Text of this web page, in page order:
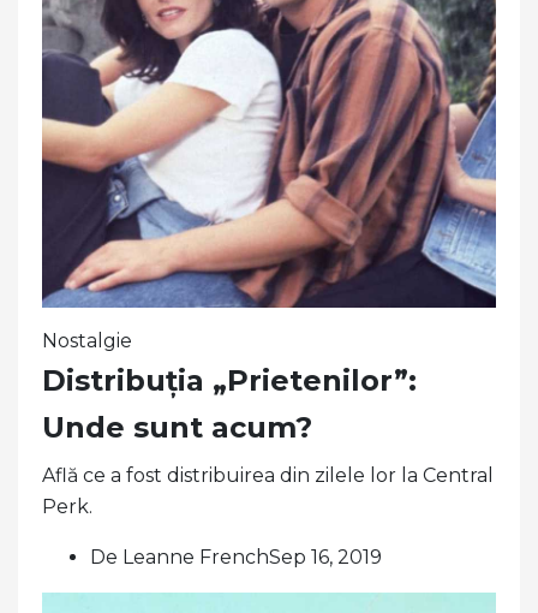
Nostalgie
Distribuția „Prietenilor”:
Unde sunt acum?
Află ce a fost distribuirea din zilele lor la Central
Perk.
De Leanne FrenchSep 16, 2019